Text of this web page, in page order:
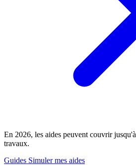
En 2026, les aides peuvent couvrir jusqu'à
travaux.
Guides Simuler mes aides